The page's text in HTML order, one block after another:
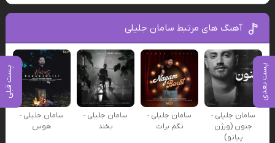
پست بعدی پست قبلی
آهنگ های مرتبط سامان جلیلی
سامان جلیلی -
جنون (ورژن
پیانو)
سامان جلیلی -
نگم برات
سامان جلیلی -
بخند
سامان جلیلی -
هوس